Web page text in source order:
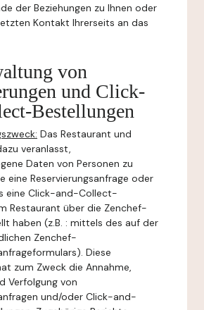
der Beziehungen zu Ihnen oder
Kontakt Ihrerseits an das
von
und Click-
Bestellungen
Das Restaurant und
veranlasst,
Daten von Personen zu
eine Reservierungsanfrage oder
eine Click-and-Collect-
Restaurant über die Zenchef-
haben (z.B. : mittels des auf der
Zenchef-
Diese
zum Zweck die Annahme,
Verfolgung von
und/oder Click-and-